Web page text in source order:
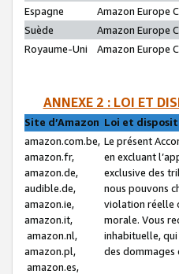
Espagne
Amazon Europe
Suède
Amazon Europe
Royaume-Uni
Amazon Europe
ANNEXE 2 : LOI ET
Site d’Amazon Loi et
amazon.com.be,
amazon.fr,
amazon.de,
audible.de,
amazon.ie,
amazon.it,
amazon.nl,
amazon.pl,
amazon.es,
Le présent
en excluant
exclusive des
nous pouvons
violation réelle
morale. Vous
inhabituelle,
des dommages